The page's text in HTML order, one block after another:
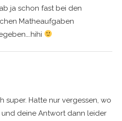
ja schon fast bei den
Matheaufgaben
super. Hatte nur vergessen, wo
deine Antwort dann leider